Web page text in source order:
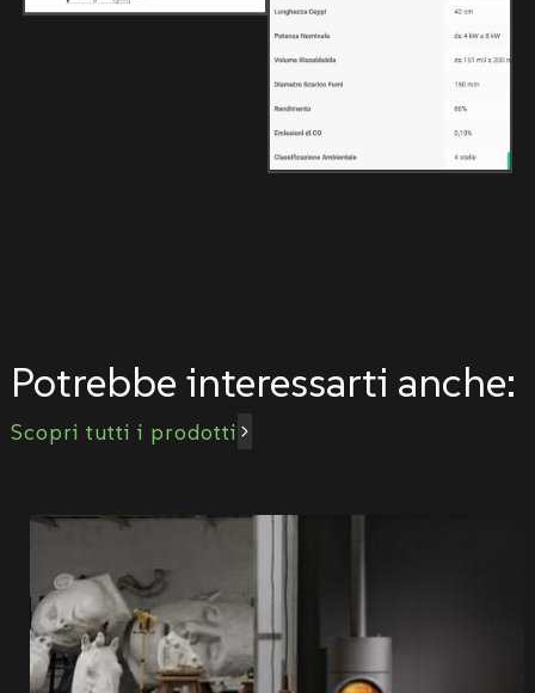
Potrebbe interessarti anche:
Scopri tutti i prodotti